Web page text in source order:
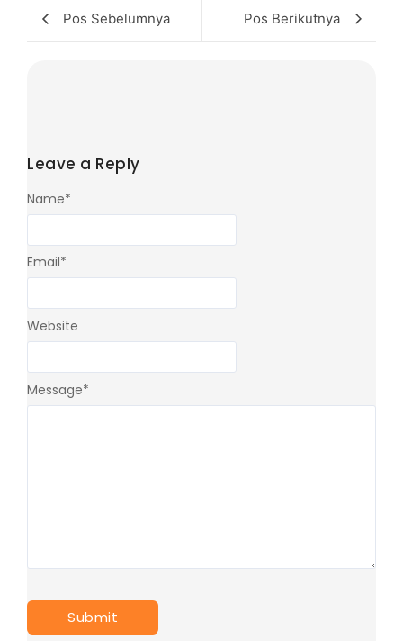
Pos Sebelumnya Pos Berikutnya
Leave a Reply
Message*
Name*
Email*
Website